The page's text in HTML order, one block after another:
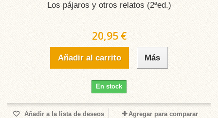
Los pájaros y otros relatos (2ªed.)
20,95 €
Añadir al carrito Más
En stock
Añadir a la lista de deseos Agregar para comparar